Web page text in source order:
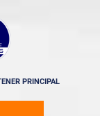
PRINCIPAL